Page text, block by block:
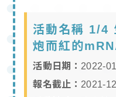
活動名稱 1/4
炮而紅的
活動日期： 2022-
報名截止： 2021-